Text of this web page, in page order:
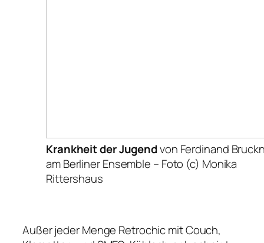
Krankheit der Jugendvon Ferdinand
am Berliner Ensemble – Foto (c) Monika
Rittershaus
Außer jeder Menge Retrochic mit Couch,